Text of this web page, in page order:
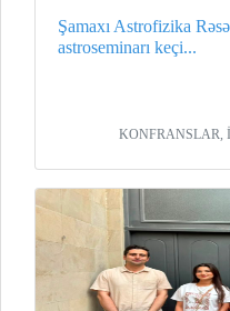
Şamaxı Astrofizika
astroseminarı keçi...
KONFRANSLAR,